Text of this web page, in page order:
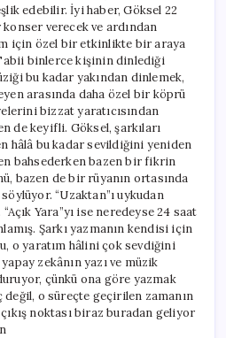
edebilir. İyi haber, Göksel 22
verecek ve ardından
için özel bir etkinlikte bir araya
binlerce kişinin dinlediği
bu kadar yakından dinlemek,
arasında daha özel bir köprü
bizzat yaratıcısından
de keyifli. Göksel, şarkıları
hâlâ bu kadar sevildiğini yeniden
bahsederken bazen bir fikrin
bazen de bir rüyanın ortasında
“Uzaktan”ı uykudan
“Açık Yara”yı ise neredeyse 24 saat
Şarkı yazmanın kendisi için
o yaratım hâlini çok sevdiğini
zekânın yazı ve müzik
çünkü ona göre yazmak
değil, o süreçte geçirilen zamanın
noktası biraz buradan geliyor